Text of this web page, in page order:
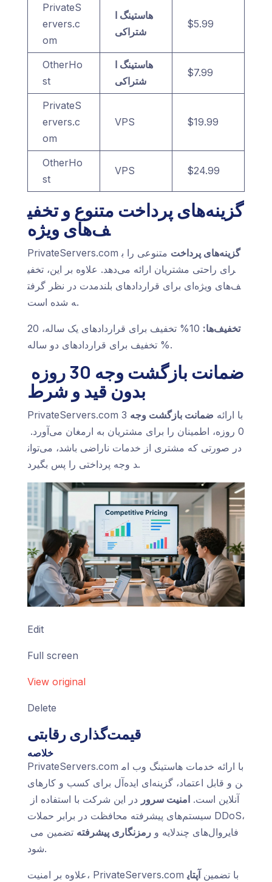
PrivateS
ervers.c
om
هاستینگ ا
شتراکی
$5.99
OtherHo
st
هاستینگ ا
شتراکی
$7.99
PrivateS
ervers.c
om
VPS $19.99
OtherHo
st
VPS $24.99
گزینه‌های پرداخت متنوع و تخفی
ف‌های ویژه
PrivateServers.com گزینه‌های پرداخت متنوعی را ب
رای راحتی مشتریان ارائه می‌دهد. علاوه بر این، تخفی
ف‌های ویژه‌ای برای قراردادهای بلندمدت در نظر گرفت
ه شده است.
تخفیف‌ها:
10% تخفیف برای قراردادهای یک ساله، 20
% تخفیف برای قراردادهای دو ساله.
ضمانت بازگشت وجه 30 روزه
بدون قید و شرط
PrivateServers.com با ارائه ضمانت بازگشت وجه 3
0 روزه، اطمینان را برای مشتریان به ارمغان می‌آورد.
در صورتی که مشتری از خدمات ناراضی باشد، می‌توان
د وجه پرداختی را پس بگیرد.
Edit
Full screen
View original
Delete
قیمت‌گذاری رقابتی
خلاصه
PrivateServers.com با ارائه خدمات هاستینگ وب ام
ن و قابل اعتماد، گزینه‌ای ایده‌آل برای کسب و کارهای
آنلاین است. امنیت سرور در این شرکت با استفاده از
سیستم‌های پیشرفته محافظت در برابر حملات DDoS،
فایروال‌های چندلایه ورمزنگاری پیشرفته تضمین می‌
شود.
علاوه بر امنیت، PrivateServers.com با تضمین آپتای